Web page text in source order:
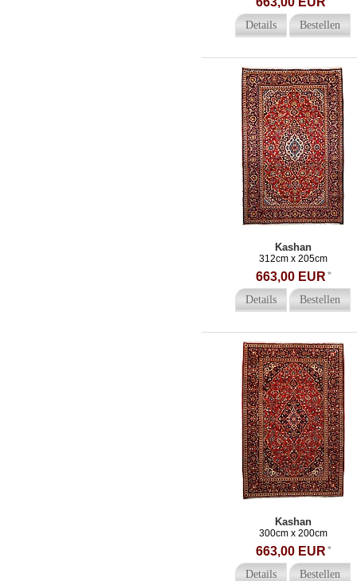
Details Bestellen
Kashan
312cm x 205cm
663,00 EUR *
Details Bestellen
Kashan
300cm x 200cm
663,00 EUR *
Details Bestellen